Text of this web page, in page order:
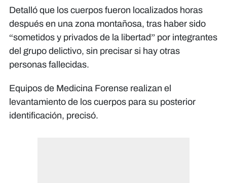
Detalló que los cuerpos fueron localizados horas
después en una zona montañosa, tras haber sido
“sometidos y privados de la libertad” por integrantes
del grupo delictivo, sin precisar si hay otras
personas fallecidas.
Equipos de Medicina Forense realizan el
levantamiento de los cuerpos para su posterior
identificación, precisó.